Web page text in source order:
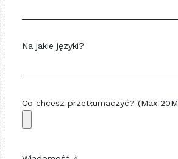
Na jakie języki?
Co chcesz przetłumaczyć? (Max